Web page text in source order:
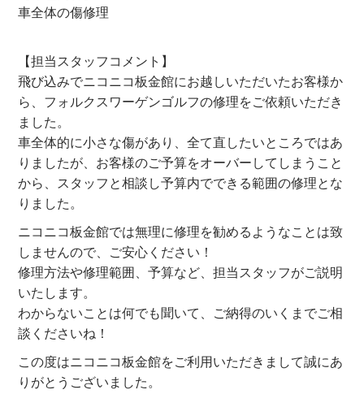
車全体の傷修理
【担当スタッフコメント】
飛び込みでニコニコ板金館にお越しいただいたお客様か
ら、フォルクスワーゲンゴルフの修理をご依頼いただき
ました。
車全体的に小さな傷があり、全て直したいところではあ
りましたが、お客様のご予算をオーバーしてしまうこと
から、スタッフと相談し予算内でできる範囲の修理とな
りました。
ニコニコ板金館では無理に修理を勧めるようなことは致
しませんので、ご安心ください！
修理方法や修理範囲、予算など、担当スタッフがご説明
いたします。
わからないことは何でも聞いて、ご納得のいくまでご相
談くださいね！
この度はニコニコ板金館をご利用いただきまして誠にあ
りがとうございました。